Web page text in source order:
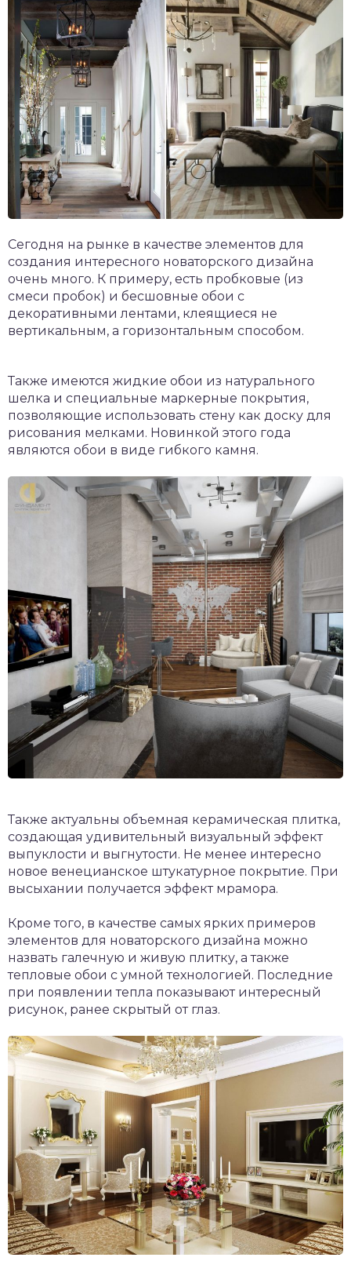
Сегодня на рынке в качестве элементов для
создания интересного новаторского дизайна
очень много. К примеру, есть пробковые (из
смеси пробок) и бесшовные обои с
декоративными лентами, клеящиеся не
вертикальным, а горизонтальным способом.
Также имеются жидкие обои из натурального
шелка и специальные маркерные покрытия,
позволяющие использовать стену как доску для
рисования мелками. Новинкой этого года
являются обои в виде гибкого камня.
Также актуальны объемная керамическая плитка,
создающая удивительный визуальный эффект
выпуклости и выгнутости. Не менее интересно
новое венецианское штукатурное покрытие. При
высыхании получается эффект мрамора.
Кроме того, в качестве самых ярких примеров
элементов для новаторского дизайна можно
назвать галечную и живую плитку, а также
тепловые обои с умной технологией. Последние
при появлении тепла показывают интересный
рисунок, ранее скрытый от глаз.